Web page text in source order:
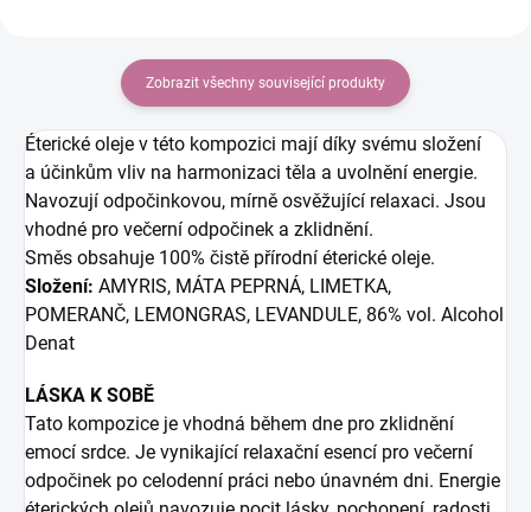
Zobrazit všechny související produkty
Éterické oleje v této kompozici mají díky svému složení
a účinkům vliv na harmonizaci těla a uvolnění energie.
Navozují odpočinkovou, mírně osvěžující relaxaci. Jsou
vhodné pro večerní odpočinek a zklidnění.
Směs obsahuje 100% čistě přírodní éterické oleje.
Složení: AMYRIS, MÁTA PEPRNÁ, LIMETKA,
POMERANČ, LEMONGRAS, LEVANDULE, 86% vol. Alcohol
Denat
LÁSKA K SOBĚ
Tato kompozice je vhodná během dne pro zklidnění
emocí srdce. Je vynikající relaxační esencí pro večerní
odpočinek po celodenní práci nebo únavném dni. Energie